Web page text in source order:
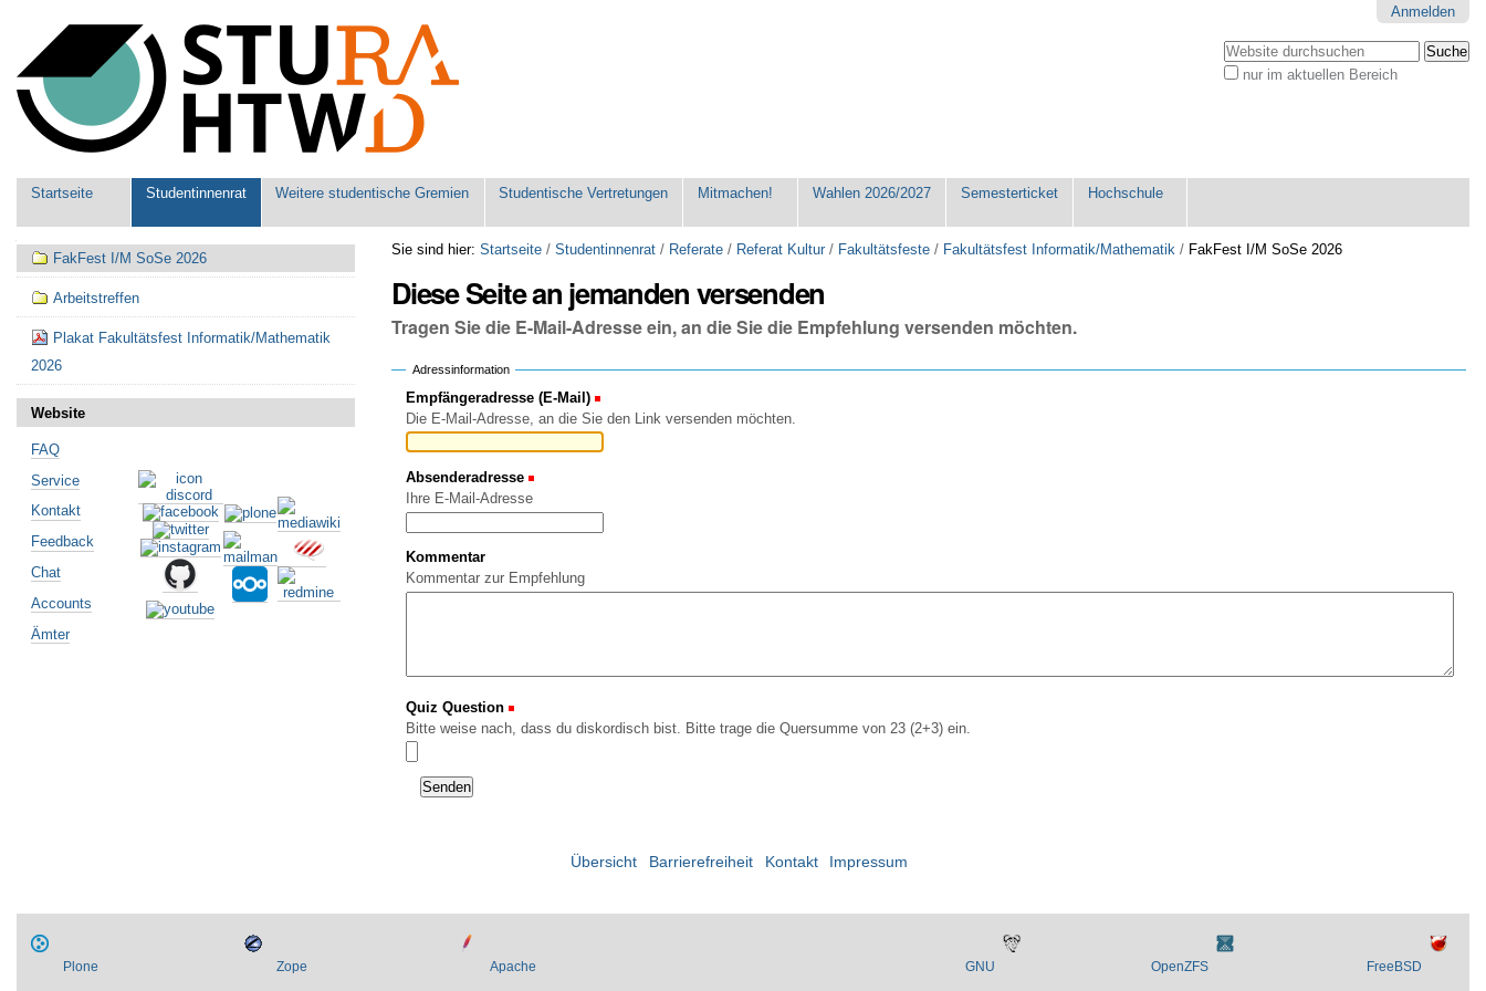
Werkzeuge
Anmelden
Website durchsuchen
nur im aktuellen Bereich
Sektionen
Startseite Studentinnenrat Weitere studentische Gremien Studentische Vertretungen Mitmachen! Wahlen 2026/2027 Semesterticket Hochschule
Sie sind hier: Startseite /Studentinnenrat / Referate / Referat Kultur / Fakultätsfeste / Fakultätsfest Informatik/Mathematik / FakFest I/M SoSe 2026
Diese Seite an jemanden versenden
Tragen Sie die E-Mail-Adresse ein, an die Sie die Empfehlung versenden möchten.
Adressinformation
Empfängeradresse (E-Mail)
Die E-Mail-Adresse, an die Sie den Link versenden möchten.
Absenderadresse
Ihre E-Mail-Adresse
Kommentar
Kommentar zur Empfehlung
Quiz Question
Bitte weise nach, dass du diskordisch bist. Bitte trage die Quersumme von 23 (2+3) ein.
Navigation
FakFest I/M SoSe 2026
Arbeitstreffen
Plakat Fakultätsfest Informatik/Mathematik
2026
Website
FAQ
Service
Kontakt
Feedback
Chat
Accounts
Ämter
Übersicht Barrierefreiheit Kontakt Impressum
Plone Zope Apache GNU OpenZFS FreeBSD